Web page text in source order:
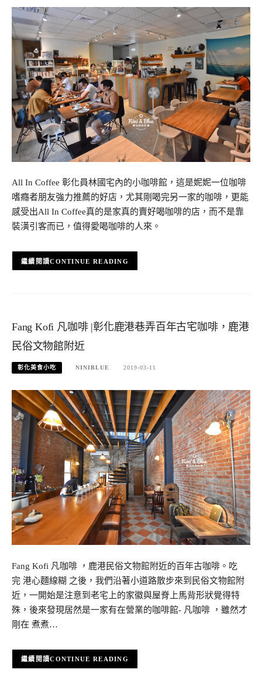
All In Coffee 彰化員林國宅內的小咖啡館，這是妮妮一位咖啡
嗜癮者朋友強力推薦的好店，尤其剛喝完另一家的咖啡，更能
感受出All In Coffee真的是家真的賣好喝咖啡的店，而不是靠
裝潢引客而已，值得愛喝咖啡的人來。
CONTINUE READING
Fang Kofi 凡咖啡 |彰化鹿港巷弄百年古宅咖啡，鹿港
民俗文物館附近
彰化美食小吃 NINIBLUE 2019-03-11
Fang Kofi 凡咖啡 ，鹿港民俗文物館附近的百年古咖啡。吃
完 港心麵線糊 之後，我們沿著小道路散步來到民俗文物館附
近，一開始是注意到老宅上的家徽與屋脊上馬背形狀覺得特
殊，後來發現居然是一家有在營業的咖啡館- 凡咖啡 ，雖然才
剛在 煮煮…
CONTINUE READING